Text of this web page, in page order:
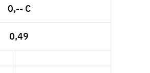
0,-- €
0,49